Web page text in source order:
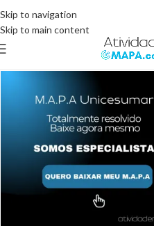
Skip to navigation
Skip to main content
somente pelo site.